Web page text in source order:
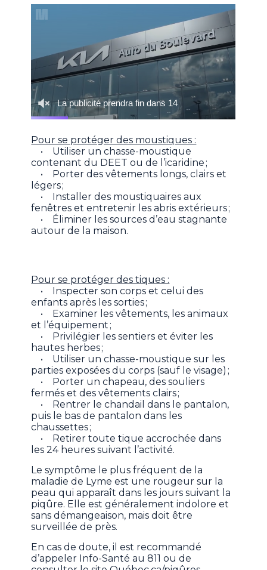
Pour se protéger des moustiques :
• Utiliser un chasse-moustique
contenant du DEET ou de l’icaridine ;
• Porter des vêtements longs, clairs et
légers ;
• Installer des moustiquaires aux
fenêtres et entretenir les abris extérieurs ;
• Éliminer les sources d’eau stagnante
autour de la maison.
Pour se protéger des tiques :
• Inspecter son corps et celui des
enfants après les sorties ;
• Examiner les vêtements, les animaux
et l’équipement ;
• Privilégier les sentiers et éviter les
hautes herbes ;
• Utiliser un chasse-moustique sur les
parties exposées du corps (sauf le visage) ;
• Porter un chapeau, des souliers
fermés et des vêtements clairs ;
• Rentrer le chandail dans le pantalon,
puis le bas de pantalon dans les
chaussettes ;
• Retirer toute tique accrochée dans
les 24 heures suivant l’activité.
Le symptôme le plus fréquent de la
maladie de Lyme est une rougeur sur la
peau qui apparaît dans les jours suivant la
piqûre. Elle est généralement indolore et
sans démangeaison, mais doit être
surveillée de près.
En cas de doute, il est recommandé
d’appeler Info-Santé au 811 ou de